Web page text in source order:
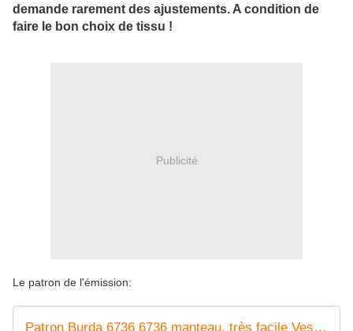
demande rarement des ajustements. A condition de
faire le bon choix de tissu !
Publicité
Le patron de l'émission:
Patron Burda 6736 6736 manteau, très facile Veste col châle, taille 34 à 46